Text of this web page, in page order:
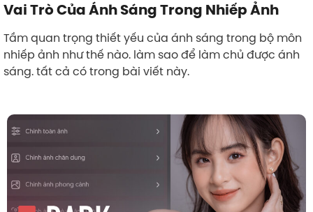
Vai Trò Của Ánh Sáng Trong Nhiếp Ảnh
Tầm quan trọng thiết yếu của ánh sáng trong bộ môn
nhiếp ảnh như thế nào. làm sao để làm chủ được ánh
sáng. tất cả có trong bài viết này.